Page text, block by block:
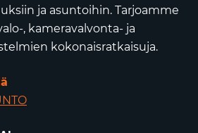
ja asuntoihin. Tarjoamme
, kameravalvonta- ja
kokonaisratkaisuja.